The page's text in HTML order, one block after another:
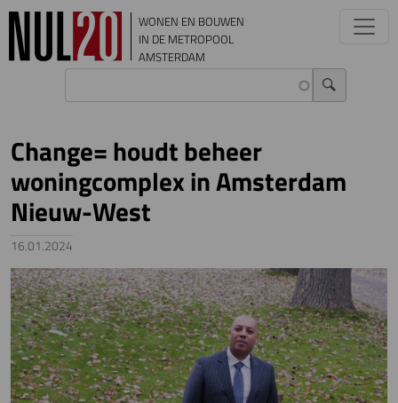
Overslaan en naar de inhoud gaan
WONEN EN BOUWEN
IN DE METROPOOL
AMSTERDAM
Change= houdt beheer
woningcomplex in Amsterdam
Nieuw-West
16.01.2024
Image